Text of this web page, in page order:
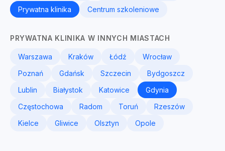
Prywatna klinika
Centrum szkoleniowe
PRYWATNA KLINIKA W INNYCH MIASTACH
Warszawa Kraków Łódź
Wrocław
Poznań
Gdańsk Szczecin
Bydgoszcz
Lublin
Białystok Katowice
Gdynia
Częstochowa
Radom Toruń
Rzeszów
Kielce
Gliwice Olsztyn Opole